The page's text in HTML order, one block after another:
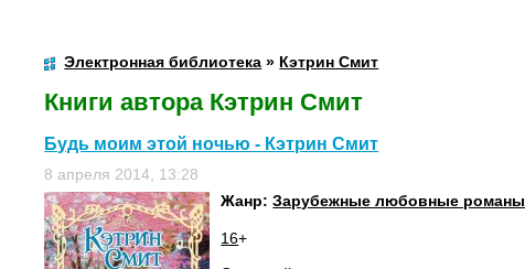
Электронная библиотека » Кэтрин Смит
Книги автора Кэтрин Смит
Будь моим этой ночью - Кэтрин Смит
8 апреля 2014, 13:28
Жанр:Зарубежные любовные романы
16+